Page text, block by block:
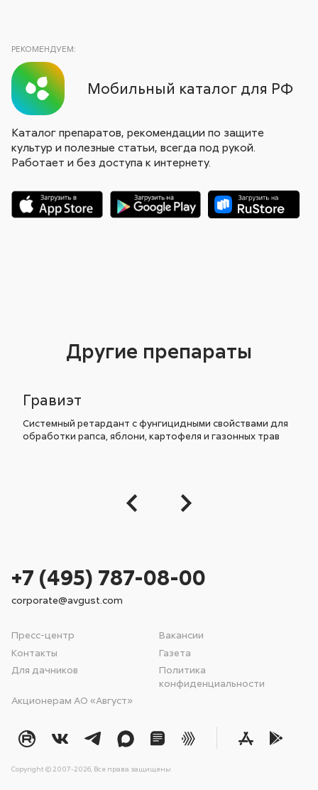
РЕКОМЕНДУЕМ:
Мобильный каталог для РФ
Каталог препаратов, рекомендации по защите
культур и полезные статьи, всегда под рукой.
Работает и без доступа к интернету.
Другие препараты
Гравиэт
Системный ретардант с фунгицидными свойствами для
обработки рапса, яблони, картофеля и газонных трав
Пресс-центр
Вакансии
Контакты
Газета
Для дачников
Политика
конфиденциальности
Акционерам АО «Август»
+7 (495) 787-08-00
corporate@avgust.com
Copyright © 2007-2026, Все права защищены